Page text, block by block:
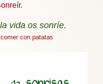
vida os sonríe.
con patatas